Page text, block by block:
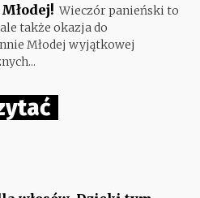
Wieczór panieński to
także okazja do
Młodej wyjątkowej